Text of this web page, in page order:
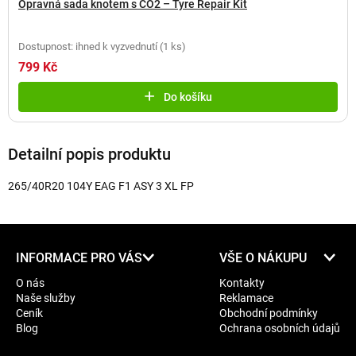
Opravná sada knotem s CO2 – Tyre Repair Kit
Dostupnost: ihned k vyzvednutí (1 ks)
799 Kč
Do košíku
Detailní popis produktu
265/40R20 104Y EAG F1 ASY 3 XL FP
INFORMACE PRO VÁS
O nás
Naše služby
Ceník
Blog
VŠE O NÁKUPU
Kontakty
Reklamace
Obchodní podmínky
Ochrana osobních údajů